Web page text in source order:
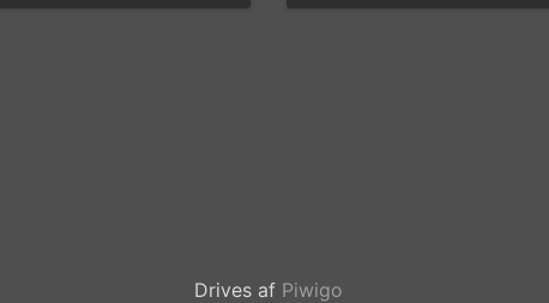
Drives af Piwigo